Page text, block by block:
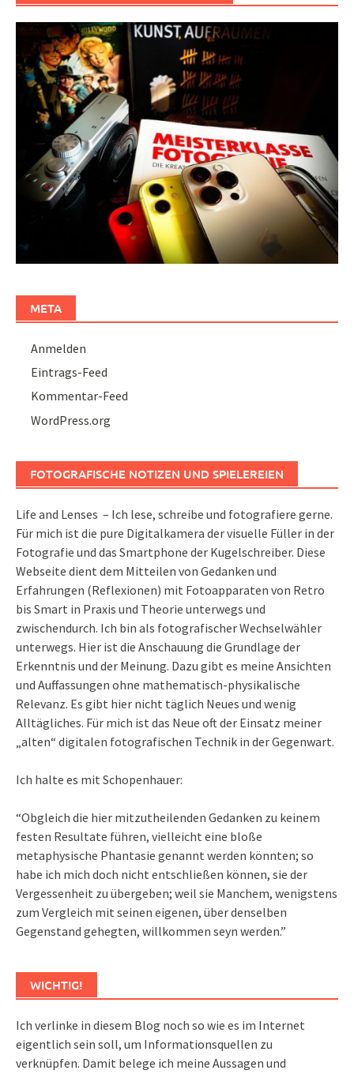
META
Anmelden
Eintrags-Feed
Kommentar-Feed
WordPress.org
FOTOGRAFISCHE NOTIZEN UND SPIELEREIEN
Life and Lenses – Ich lese, schreibe und fotografiere gerne.
Für mich ist die pure Digitalkamera der visuelle Füller in der
Fotografie und das Smartphone der Kugelschreiber. Diese
Webseite dient dem Mitteilen von Gedanken und
Erfahrungen (Reflexionen) mit Fotoapparaten von Retro
bis Smart in Praxis und Theorie unterwegs und
zwischendurch. Ich bin als fotografischer Wechselwähler
unterwegs. Hier ist die Anschauung die Grundlage der
Erkenntnis und der Meinung. Dazu gibt es meine Ansichten
und Auffassungen ohne mathematisch-physikalische
Relevanz. Es gibt hier nicht täglich Neues und wenig
Alltägliches. Für mich ist das Neue oft der Einsatz meiner
„alten“ digitalen fotografischen Technik in der Gegenwart.
Ich halte es mit Schopenhauer:
“Obgleich die hier mitzutheilenden Gedanken zu keinem
festen Resultate führen, vielleicht eine bloße
metaphysische Phantasie genannt werden könnten; so
habe ich mich doch nicht entschließen können, sie der
Vergessenheit zu übergeben; weil sie Manchem, wenigstens
zum Vergleich mit seinen eigenen, über denselben
Gegenstand gehegten, willkommen seyn werden.”
WICHTIG!
Ich verlinke in diesem Blog noch so wie es im Internet
eigentlich sein soll, um Informationsquellen zu
verknüpfen. Damit belege ich meine Aussagen und